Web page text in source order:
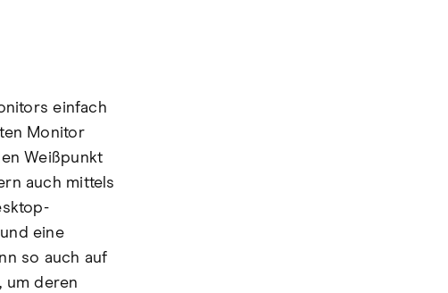
einfach
Monitor
Weißpunkt
auch mittels
eine
so auch auf
um deren